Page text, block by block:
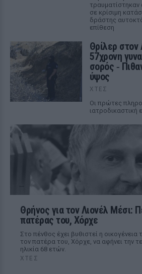
τραυματίστηκαν
σε κρίσιμη
δράστης
επίθεση
Θρίλερ στον
57χρονη
σορός ‑
ύψος
ΧΤΕΣ
Οι πρώτες
ιατροδικαστική
Θρήνος για τον Λιονέλ Μέσι:
πατέρας του, Χόρχε
Στο πένθος έχει βυθιστεί η οικογένεια
τον πατέρα του, Χόρχε, να αφήνει την
ηλικία 68 ετών.
ΧΤΕΣ